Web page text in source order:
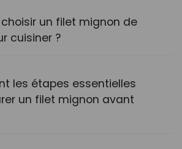
un filet mignon de
cuisiner ?
les étapes essentielles
un filet mignon avant